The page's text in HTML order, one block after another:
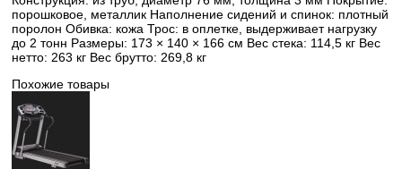
порошковое, металлик Наполнение сидений и спинок: плотный
поролон Обивка: кожа Трос: в оплетке, выдерживает нагрузку
до 2 тонн Размеры: 173 × 140 × 166 см Вес стека: 114,5 кг Вес
нетто: 263 кг Вес брутто: 269,8 кг
Похожие товары